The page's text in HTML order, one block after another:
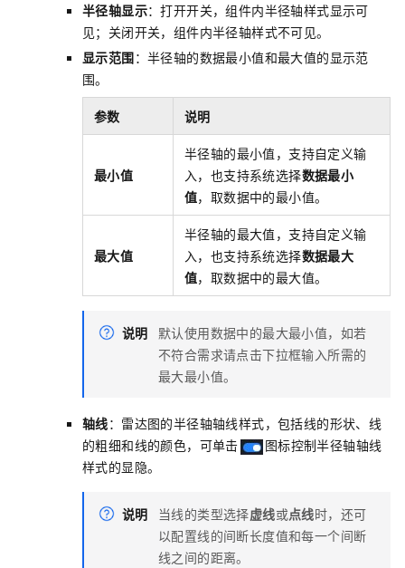
半径轴显示：打开开关，组件内半径轴样式显示可
见；关闭开关，组件内半径轴样式不可见。
显示范围：半径轴的数据最小值和最大值的显示范
围。
参数 说明
最小值
半径轴的最小值，支持自定义输
入，也支持系统选择数据最小
值，取数据中的最小值。
最大值
半径轴的最大值，支持自定义输
入，也支持系统选择数据最大
值，取数据中的最大值。
说明
默认使用数据中的最大最小值，如若
不符合需求请点击下拉框输入所需的
最大最小值。
轴线：雷达图的半径轴轴线样式，包括线的形状、线
的粗细和线的颜色，可单击
图标控制半径轴轴线
样式的显隐。
说明 当线的类型选择虚线或点线时，还可
以配置线的间断长度值和每一个间断
线之间的距离。